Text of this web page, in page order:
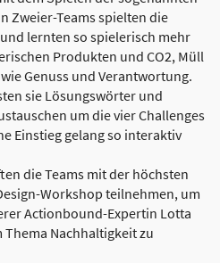
Zweier-Teams spielten die
lernten so spielerisch mehr
Produkten und CO2, Müll
Genuss und Verantwortung.
sie Lösungswörter und
um die vier Challenges
Einstieg gelang so interaktiv
die Teams mit der höchsten
Workshop teilnehmen, um
Actionbound-Expertin Lotta
Nachhaltigkeit zu